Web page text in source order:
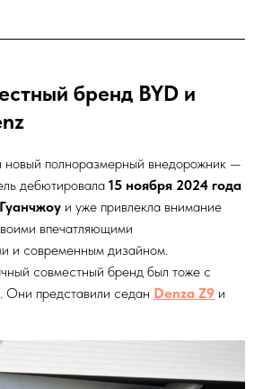
бренд BYD и
новый полноразмерный внедорожник —
дебютировала 15 ноября 2024 года
Гуанчжоу и уже привлекла внимание
впечатляющими
и современным дизайном.
совместный бренд был тоже с
. Они представили седан Denza Z9 и